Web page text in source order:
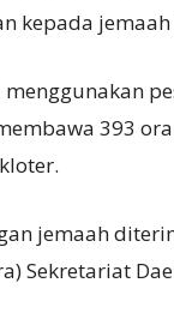
kepada
menggunakan
393
jemaah
Sekretariat